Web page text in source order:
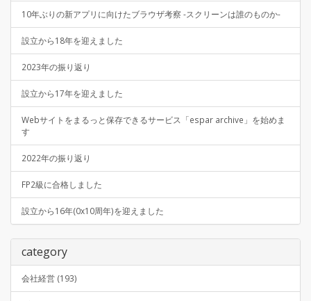
10年ぶりの新アプリに向けたブラウザ考察 -スクリーンは誰のものか-
設立から18年を迎えました
2023年の振り返り
設立から17年を迎えました
Webサイトをまるっと保存できるサービス「espar archive」を始めま
す
2022年の振り返り
FP2級に合格しました
設立から16年(0x10周年)を迎えました
category
会社経営 (193)